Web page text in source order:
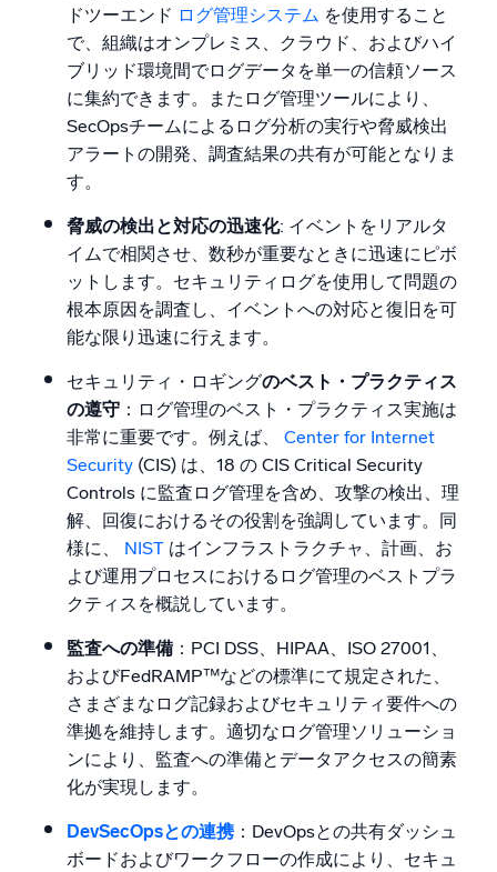
ドツーエンド ログ管理システム を使用すること
で、組織はオンプレミス、クラウド、およびハイ
ブリッド環境間でログデータを単一の信頼ソース
に集約できます。またログ管理ツールにより、
SecOpsチームによるログ分析の実行や脅威検出
アラートの開発、調査結果の共有が可能となりま
す。
脅威の検出と対応の迅速化: イベントをリアルタ
イムで相関させ、数秒が重要なときに迅速にピボ
ットします。セキュリティログを使用して問題の
根本原因を調査し、イベントへの対応と復旧を可
能な限り迅速に行えます。
セキュリティ・ロギングのベスト・プラクティス
の遵守 ：ログ管理のベスト・プラクティス実施は
非常に重要です。例えば、 Center for Internet
Security (CIS) は、18 の CIS Critical Security
Controls に監査ログ管理を含め、攻撃の検出、理
解、回復におけるその役割を強調しています。同
様に、 NIST はインフラストラクチャ、計画、お
よび運用プロセスにおけるログ管理のベストプラ
クティスを概説しています。
監査への準備 ：PCI DSS、HIPAA、ISO 27001、
およびFedRAMP™などの標準にて規定された、
さまざまなログ記録およびセキュリティ要件への
準拠を維持します。適切なログ管理ソリューショ
ンにより、監査への準備とデータアクセスの簡素
化が実現します。
DevSecOpsとの連携：DevOpsとの共有ダッシュ
ボードおよびワークフローの作成により、セキュ